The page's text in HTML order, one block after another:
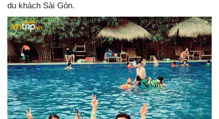
du khách Sài Gòn.